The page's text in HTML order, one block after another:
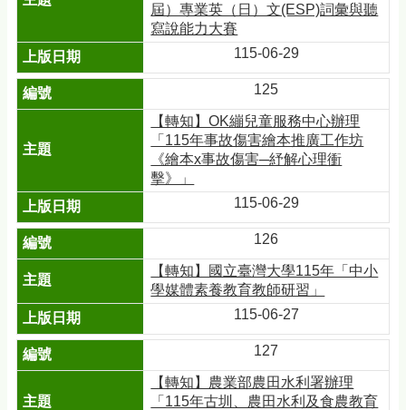
屆）專業英（日）文(ESP)詞彙與聽
寫說能力大賽
115-06-29
125
【轉知】OK繃兒童服務中心辦理
「115年事故傷害繪本推廣工作坊
《繪本x事故傷害─紓解心理衝
擊》」
115-06-29
126
【轉知】國立臺灣大學115年「中小
學媒體素養教育教師研習」
115-06-27
127
【轉知】農業部農田水利署辦理
「115年古圳、農田水利及食農教育